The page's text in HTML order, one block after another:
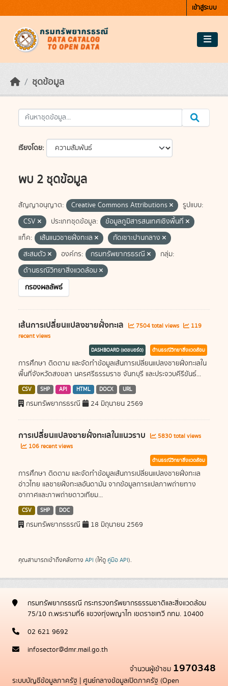
เข้าสู่ระบบ
ชุดข้อมูล
เรียงโดย
พบ 2 ชุดข้อมูล
สัญญาอนุญาต: Creative Commons Attributions
รูปแบบ:
CSV
ประเภทชุดข้อมูล:
ข้อมูลภูมิสารสนเทศเชิงพื้นที่
แท็ค:
เส้นแนวชายฝั่งทะเล
กัดเซาะปานกลาง
สะสมตัว
องค์กร: กรมทรัพยากรธรณี
กลุ่ม:
ด้านธรณีวิทยาสิ่งแวดล้อม
กรองผลลัพธ์
เส้นการเปลี่ยนแปลงชายฝั่งทะเล 7504 total views
119
recent views
DASHBOARD (แดชบอร์ด) ด้านธรณีวิทยาสิ่งแวดล้อม
การศึกษา ติดตาม และจัดทำข้อมูลเส้นการเปลี่ยนแปลงชายฝั่งทะเลใน
พื้นที่จังหวัดสงขลา นครศรีธรรมราช จันทบุรี และประจวบคีรีขันธ์...
CSV SHP API HTML DOCX URL
กรมทรัพยากรธรณี 24 มิถุนายน 2569
การเปลี่ยนแปลงชายฝั่งทะเลในแนวราบ
5830 total views
106 recent views
ด้านธรณีวิทยาสิ่งแวดล้อม
การศึกษา ติดตาม และจัดทำข้อมูลเส้นการเปลี่ยนแปลงชายฝั่งทะเล
อ่าวไทย แลชายฝั่งทะเลอันดามัน จากข้อมูลการแปลภาพถ่ายทาง
อากาศและภาพถ่ายดาวเทียม...
CSV SHP DOC
กรมทรัพยากรธรณี 18 มิถุนายน 2569
คุณสามารถเข้าถึงคลังทาง API (ให้ดู คู่มือ API).
กรมทรัพยากรธรณี กระทรวงทรัพยากรธรรมชาติและสิ่งแวดล้อม
75/10 ถ.พระรามที่6 แขวงทุ่งพญาไท เขตราชเทวี กทม. 10400
02 621 9692
infosector@dmr.mail.go.th
จำนวนผู้เข้าชม 1970348
ระบบบัญชีข้อมูลภาครัฐ | ศูนย์กลางข้อมูลเปิดภาครัฐ (Open